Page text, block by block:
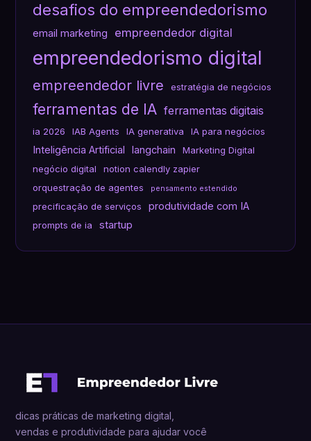
desafios do empreendedorismo
email marketing empreendedor digital
empreendedorismo digital
empreendedor livre estratégia de negócios
ferramentas de IA ferramentas digitais
ia 2026 IAB Agents IA generativa IA para negócios
Inteligência Artificial langchain
Marketing Digital
negócio digital
notion calendly zapier
orquestração de agentes
pensamento estendido
precificação de serviços produtividade com IA
prompts de ia startup
dicas práticas de marketing digital,
vendas e produtividade para ajudar você